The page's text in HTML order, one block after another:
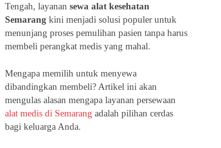
Tengah, layanan sewa alat kesehatan
Semarang kini menjadi solusi populer untuk
menunjang proses pemulihan pasien tanpa harus
membeli perangkat medis yang mahal.
Mengapa memilih untuk menyewa
dibandingkan membeli? Artikel ini akan
mengulas alasan mengapa layanan persewaan
alat medis di Semarang adalah pilihan cerdas
bagi keluarga Anda.